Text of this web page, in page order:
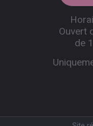
Ouvert
de